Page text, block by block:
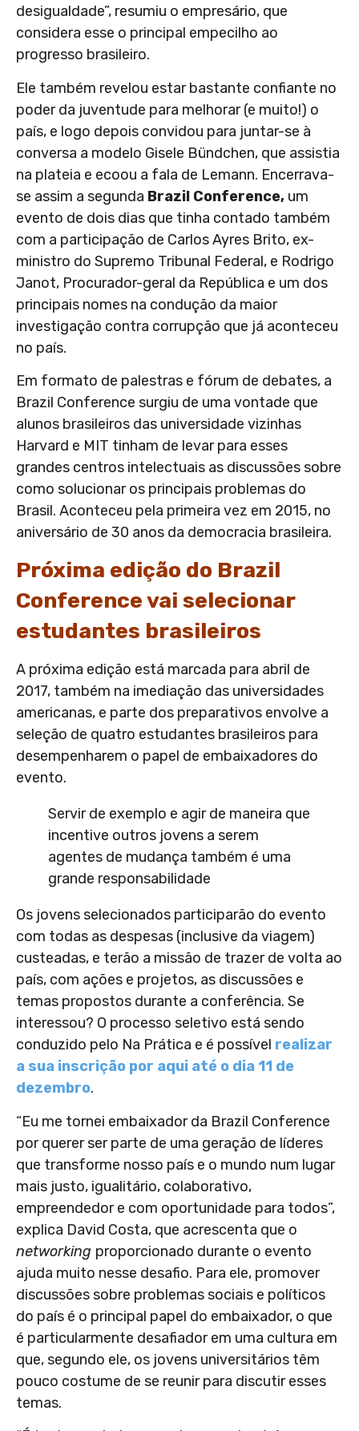
desigualdade”, resumiu o empresário, que
considera esse o principal empecilho ao
progresso brasileiro.
Ele também revelou estar bastante confiante no
poder da juventude para melhorar (e muito!) o
país, e logo depois convidou para juntar-se à
conversa a modelo Gisele Bündchen, que assistia
na plateia e ecoou a fala de Lemann. Encerrava-
se assim a segunda Brazil Conference, um
evento de dois dias que tinha contado também
com a participação de Carlos Ayres Brito, ex-
ministro do Supremo Tribunal Federal, e Rodrigo
Janot, Procurador-geral da República e um dos
principais nomes na condução da maior
investigação contra corrupção que já aconteceu
no país.
Em formato de palestras e fórum de debates, a
Brazil Conference surgiu de uma vontade que
alunos brasileiros das universidade vizinhas
Harvard e MIT tinham de levar para esses
grandes centros intelectuais as discussões sobre
como solucionar os principais problemas do
Brasil. Aconteceu pela primeira vez em 2015, no
aniversário de 30 anos da democracia brasileira.
Próxima edição do Brazil
Conference vai selecionar
estudantes brasileiros
A próxima edição está marcada para abril de
2017, também na imediação das universidades
americanas, e parte dos preparativos envolve a
seleção de quatro estudantes brasileiros para
desempenharem o papel de embaixadores do
evento.
Servir de exemplo e agir de maneira que
incentive outros jovens a serem
agentes de mudança também é uma
grande responsabilidade
Os jovens selecionados participarão do evento
com todas as despesas (inclusive da viagem)
custeadas, e terão a missão de trazer de volta ao
país, com ações e projetos, as discussões e
temas propostos durante a conferência. Se
interessou? O processo seletivo está sendo
conduzido pelo Na Prática e é possível realizar
a sua inscrição por aqui até o dia 11 de
dezembro.
“Eu me tornei embaixador da Brazil Conference
por querer ser parte de uma geração de líderes
que transforme nosso país e o mundo num lugar
mais justo, igualitário, colaborativo,
empreendedor e com oportunidade para todos”,
explica David Costa, que acrescenta que o
networking proporcionado durante o evento
ajuda muito nesse desafio. Para ele, promover
discussões sobre problemas sociais e políticos
do país é o principal papel do embaixador, o que
é particularmente desafiador em uma cultura em
que, segundo ele, os jovens universitários têm
pouco costume de se reunir para discutir esses
temas.